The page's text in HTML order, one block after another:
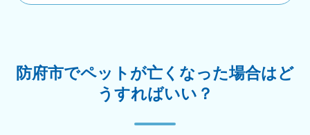
防府市でペットが亡くなった場合はど
うすればいい？